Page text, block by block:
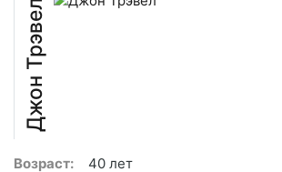
Джон Трэвел
Возраст:
40 лет